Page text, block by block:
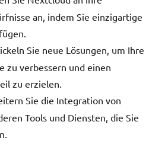
an, indem Sie einzigartige
Sie neue Lösungen, um Ihre
zu verbessern und einen
zu erzielen.
Sie die Integration von
Tools und Diensten, die Sie